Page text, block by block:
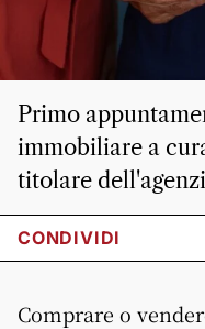
Primo
immobiliare a
titolare
CONDIVIDI
Comprare o